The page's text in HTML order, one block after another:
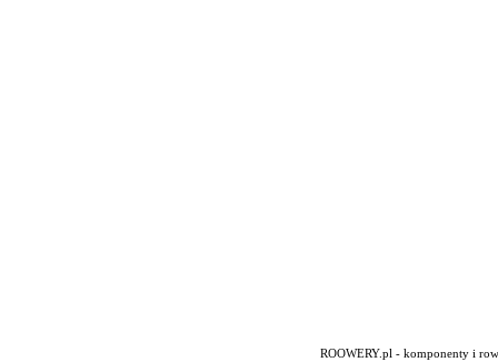
ROOWERY.pl - komponenty i